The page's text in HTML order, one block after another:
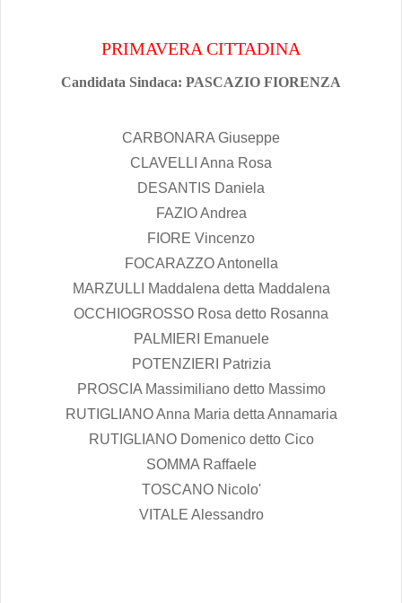
PRIMAVERA CITTADINA
Candidata Sindaca: PASCAZIO FIORENZA
CARBONARA Giuseppe
CLAVELLI Anna Rosa
DESANTIS Daniela
FAZIO Andrea
FIORE Vincenzo
FOCARAZZO Antonella
MARZULLI Maddalena detta Maddalena
OCCHIOGROSSO Rosa detto Rosanna
PALMIERI Emanuele
POTENZIERI Patrizia
PROSCIA Massimiliano detto Massimo
RUTIGLIANO Anna Maria detta Annamaria
RUTIGLIANO Domenico detto Cico
SOMMA Raffaele
TOSCANO Nicolo'
VITALE Alessandro